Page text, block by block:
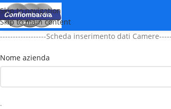
Skip to navigation
Skip to main content
------------------Scheda inserimento dati
Nome azienda
.